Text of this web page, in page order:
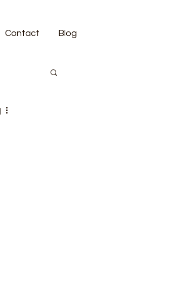
Contact Blog